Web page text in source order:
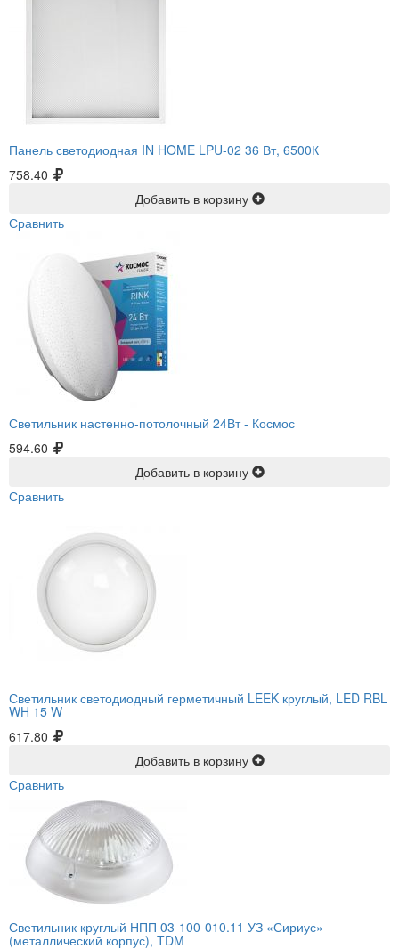
Панель светодиодная IN HOME LPU-02 36 Вт, 6500К
758.40
Добавить в корзину
Сравнить
Светильник настенно-потолочный 24Вт - Космос
594.60
Добавить в корзину
Сравнить
Светильник светодиодный герметичный LEEK круглый, LED RBL
WH 15 W
617.80
Добавить в корзину
Сравнить
Светильник круглый НПП 03-100-010.11 УЗ «Сириус»
(металлический корпус), TDM